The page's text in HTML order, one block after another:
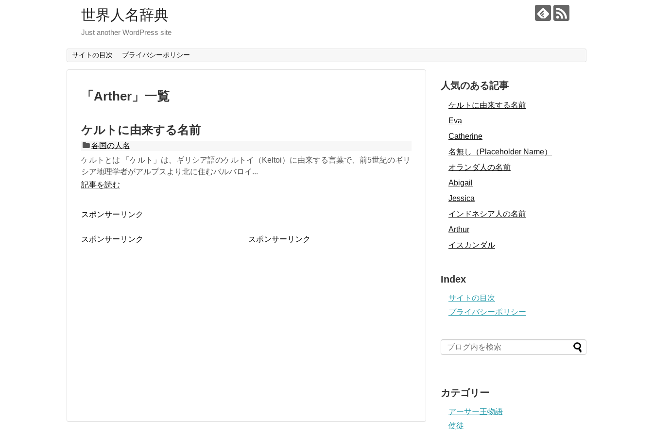
世界人名辞典
Just another WordPress site
サイトの目次 プライバシーポリシー
「 Arther 」 一覧
ケルトに由来する名前
各国の人名
ケルトとは 「ケルト」は、ギリシア語のケルトイ（Keltoi）に由来する言葉で、前5世紀のギリ
シア地理学者がアルプスより北に住むバルバロイ...
記事を読む
スポンサーリンク
スポンサーリンク スポンサーリンク
人気のある記事
ケルトに由来する名前
Eva
Catherine
名無し（Placeholder Name）
オランダ人の名前
Abigail
Jessica
インドネシア人の名前
Arthur
イスカンダル
Index
サイトの目次
プライバシーポリシー
カテゴリー
アーサー王物語
使徒